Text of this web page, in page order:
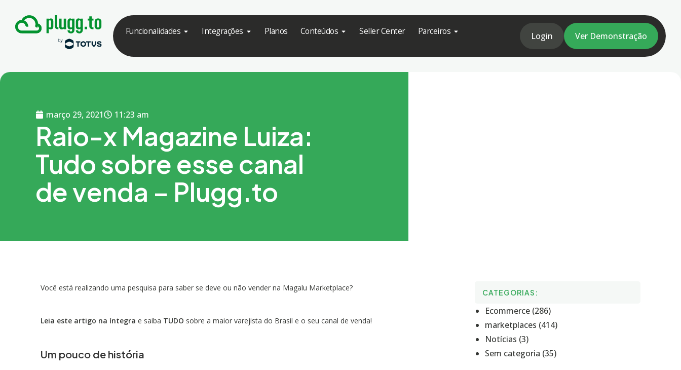
Funcionalidades Integrações Planos Conteúdos Seller Center Parceiros Login Ver Demonstração
março 29, 2021 11:23 am
Raio-x Magazine Luiza:
Tudo sobre esse canal
de venda – Plugg.to
Você está realizando uma pesquisa para saber se deve ou não vender na Magalu Marketplace?
Leia este artigo na íntegra e saiba TUDO sobre a maior varejista do Brasil e o seu canal de venda!
Um pouco de história
CATEGORIAS:
Ecommerce (286)
marketplaces (414)
Notícias (3)
Sem categoria (35)